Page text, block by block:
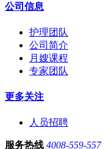
公司信息
护理团队
公司简介
月嫂课程
专家团队
更多关注
人员招聘
服务热线 4008-559-557